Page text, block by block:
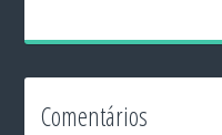
Comentários